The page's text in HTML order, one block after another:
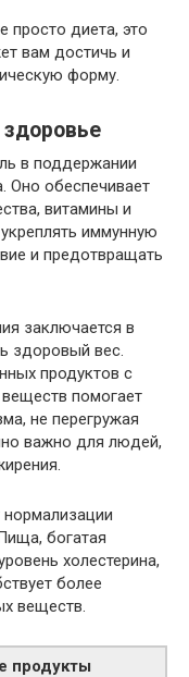
просто диета, это
вам достичь и
форму.
здоровье
в поддержании
Оно обеспечивает
витамины и
иммунную
и предотвращать
заключается в
здоровый вес.
продуктов с
помогает
не перегружая
важно для людей,
нормализации
богатая
холестерина,
более
веществ.
продукты